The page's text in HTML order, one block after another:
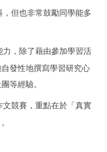
但也非常鼓勵同學能多
，除了藉由參加學習活
發性地撰寫學習研究心
等經驗。
競賽，重點在於「真實